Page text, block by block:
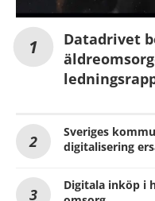
Datadrivet
Sveriges
digitalisering
Digitala inköp i